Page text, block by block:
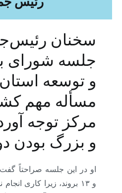
سخنان
جلسه شورای
و توسعه
مسأله مهم
مرکز توجه
و بزرگ بودن
و ۱۳ بروند، زیرا کاری